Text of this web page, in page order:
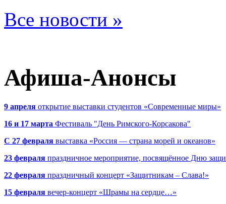
Все новости »
Афиша-Анонсы
9 апреля открытие выставки студентов «Современные миры»
16 и 17 марта Фестиваль "День Римского-Корсакова"
С 27 февраля выставка «Россия — страна морей и океанов»
23 февраля праздничное мероприятие, посвящённое Дню
22 февраля праздничный концерт «Защитникам – Слава!»
15 февраля вечер-концерт «Шрамы на сердце…»